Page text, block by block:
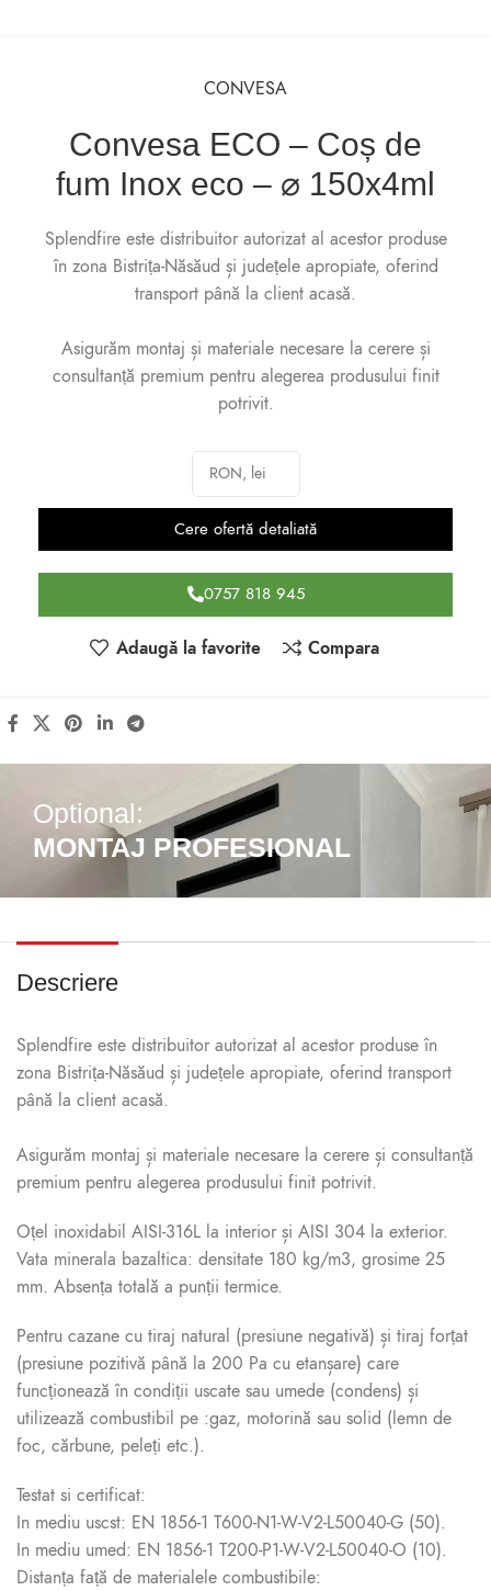
CONVESA
Convesa ECO – Coș de
fum Inox eco – ⌀ 150x4ml
Splendfire este distribuitor autorizat al acestor produse
în zona Bistrița-Năsăud și județele apropiate, oferind
transport până la client acasă.
Asigurăm montaj și materiale necesare la cerere și
consultanță premium pentru alegerea produsului finit
potrivit.
Cere ofertă detaliată
0757 818 945
Adaugă la favorite Compara
Optional:
MONTAJ PROFESIONAL
Descriere
Splendfire este distribuitor autorizat al acestor produse în
zona Bistrița-Năsăud și județele apropiate, oferind transport
până la client acasă.
Asigurăm montaj și materiale necesare la cerere și consultanță
premium pentru alegerea produsului finit potrivit.
Oțel inoxidabil AISI-316L la interior și AISI 304 la exterior.
Vata minerala bazaltica: densitate 180 kg/m3, grosime 25
mm. Absența totală a punții termice.
Pentru cazane cu tiraj natural (presiune negativă) și tiraj forțat
(presiune pozitivă până la 200 Pa cu etanșare) care
funcționează în condiții uscate sau umede (condens) și
utilizează combustibil pe :gaz, motorină sau solid (lemn de
foc, cărbune, peleți etc.).
Testat si certificat:
In mediu uscst: EN 1856-1 T600-N1-W-V2-L50040-G (50).
In mediu umed: EN 1856-1 T200-P1-W-V2-L50040-O (10).
Distanța față de materialele combustibile: